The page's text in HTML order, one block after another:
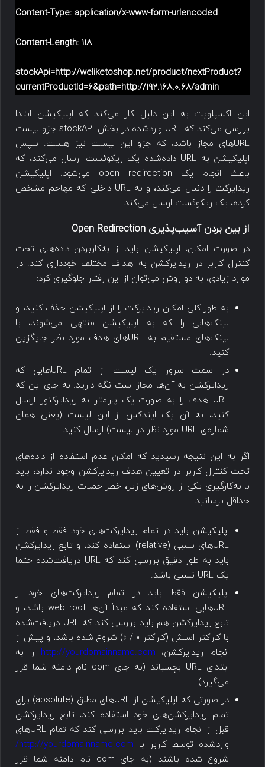
Content-Type: application/x-www-form-urlencoded
Content-Length: 118
stockApi=http://weliketoshop.net/product/nextProduct?
currentProductId=6&path=http://192.168.0.68/admin
این اکسپلویت به این دلیل کار می‌کند که اپلیکیشن ابتدا
بررسی می‌کند که URL واردشده در بخش stockAPI جزو لیست
URLهای مجاز باشد، که جزو این لیست نیز هست. سپس
اپلیکیشن به URL داده‌شده یک ریکوئست ارسال می‌کند، که
باعث انجام یک open redirection می‌شود. اپلیکیشن
ریدایرکت را دنبال می‌کند، و به URL داخلی که مهاجم مشخص
کرده، یک ریکوئست ارسال می‌کند.
از بین بردن آسیب‌پذیری Open Redirection
در صورت امکان، اپلیکیشن باید از به‌کاربردن داده‌های تحت
کنترل کاربر در ریدایرکشن به اهداف مختلف خودداری کند. در
موارد زیادی، به دو روش می‌توان از این رفتار جلوگیری کرد:
به طور کلی امکان ریدایرکت را از اپلیکیشن حذف کنید، و
لینک‌هایی را که به اپلیکیشن منتهی می‌شوند، با
لینک‌های مستقیم به URLهای هدف مورد نظر جایگزین
کنید.
در سمت سرور یک لیست از تمام URLهایی که
ریدایرکشن به آن‌ها مجاز است نگه دارید. به جای این که
URL هدف را به صورت یک پارامتر به ریدایرکتور ارسال
کنید، به آن یک ایندکس از این لیست (یعنی همان
شماره‌ی URL مورد نظر در لیست) ارسال کنید.
اگر به این نتیجه رسیدید که امکان عدم استفاده از داده‌های
تحت کنترل کاربر در تعیین هدف ریدایرکشن وجود ندارد، باید
با به‌کارگیری یکی از روش‌های زیر، خطر حملات ریدایرکشن را به
حداقل برسانید:
اپلیکیشن باید در تمام ریدایرکت‌های خود فقط و فقط از
URLهای نسبی (relative) استفاده کند، و تابع ریدایرکشن
باید به طور دقیق بررسی کند که URL دریافت‌شده حتما
یک URL نسبی باشد.
اپلیکیشن فقط باید در تمام ریدایرکت‌های خود از
URLهایی استفاده کند که مبدأ آن‌ها web root باشد، و
تابع ریدایرکشن هم باید بررسی کند که URL دریافت‌شده
با کاراکتر اسلش (کاراکتر « / ») شروع شده باشد، و پیش از
انجام ریدایرکشن، http://yourdomainname.com را به
ابتدای URL بچسباند (به جای com نام دامنه شما قرار
می‌گیرد).
در صورتی که اپلیکیشن از URLهای مطلق (absolute) برای
تمام ریدایرکشن‌های خود استفاده کند، تابع ریدایرکشن
قبل از انجام ریدایرکت باید بررسی کند که تمام URLهای
واردشده توسط کاربر با http://yourdomainname.com/
شروع شده باشند (به جای com نام دامنه شما قرار